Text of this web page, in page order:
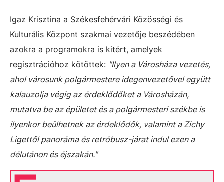
Igaz Krisztina a Székesfehérvári Közösségi és
Kulturális Központ szakmai vezetője beszédében
azokra a programokra is kitért, amelyek
regisztrációhoz kötöttek: "Ilyen a Városháza vezetés,
ahol városunk polgármestere idegenvezetővel együtt
kalauzolja végig az érdeklődőket a Városházán,
mutatva be az épületet és a polgármesteri székbe is
ilyenkor beülhetnek az érdeklődők, valamint a Zichy
Ligettől panoráma és retróbusz-járat indul ezen a
délutánon és éjszakán."